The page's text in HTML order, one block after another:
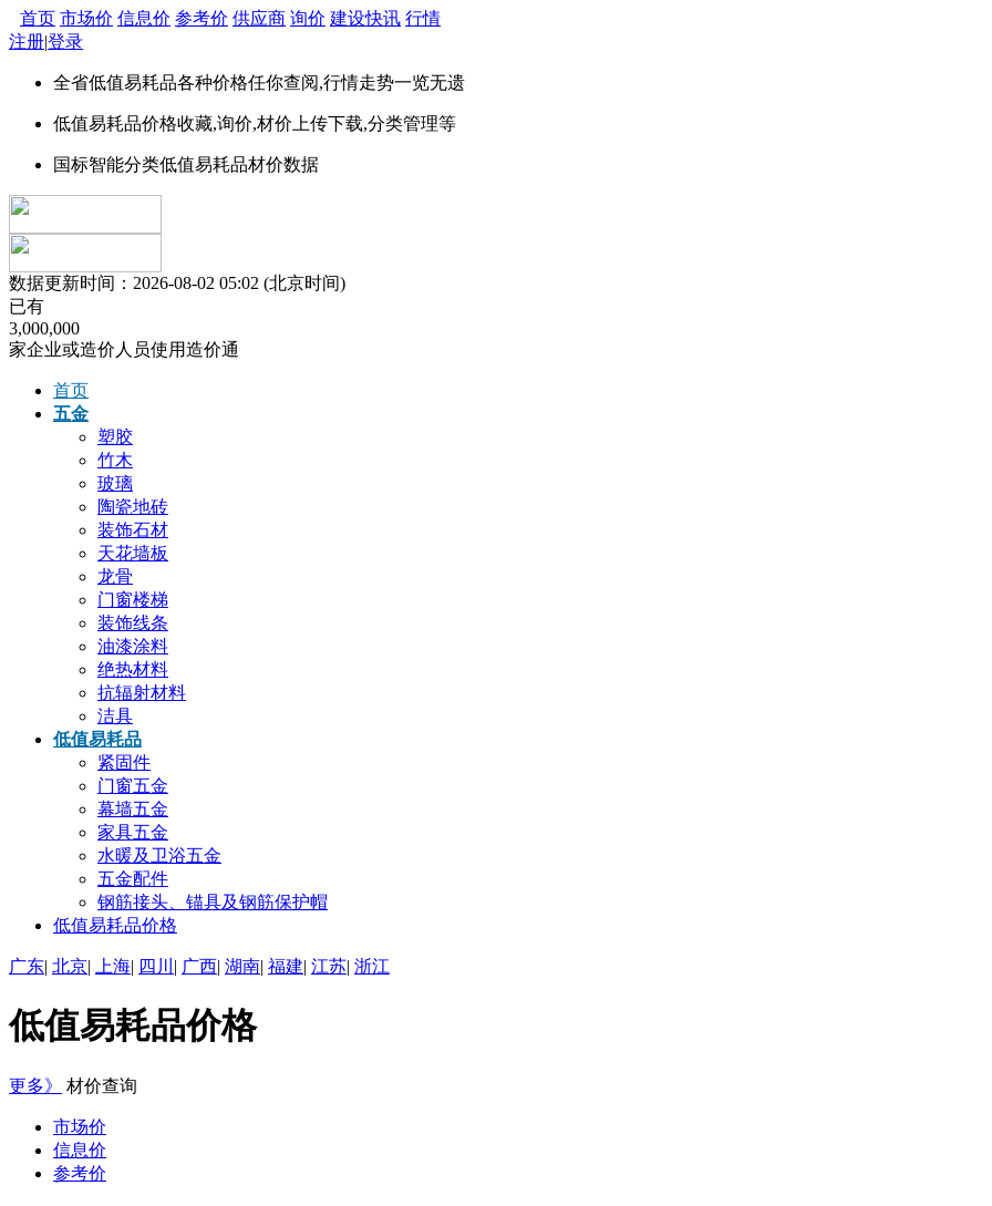
首页 市场价 信息价 参考价 供应商 询价 建设快讯 行情
注册|登录
全省低值易耗品各种价格任你查阅,行情走势一览无遗
低值易耗品价格收藏,询价,材价上传下载,分类管理等
国标智能分类低值易耗品材价数据
数据更新时间：2026-08-02 05:02 (北京时间)
已有
3,000,000
家企业或造价人员使用造价通
首页
五金
塑胶
竹木
玻璃
陶瓷地砖
装饰石材
天花墙板
龙骨
门窗楼梯
装饰线条
油漆涂料
绝热材料
抗辐射材料
洁具
低值易耗品
紧固件
门窗五金
幕墙五金
家具五金
水暖及卫浴五金
五金配件
钢筋接头、锚具及钢筋保护帽
低值易耗品价格
广东| 北京| 上海| 四川 | 广西| 湖南| 福建| 江苏| 浙江
低值易耗品价格
更多》 材价查询
市场价
信息价
参考价